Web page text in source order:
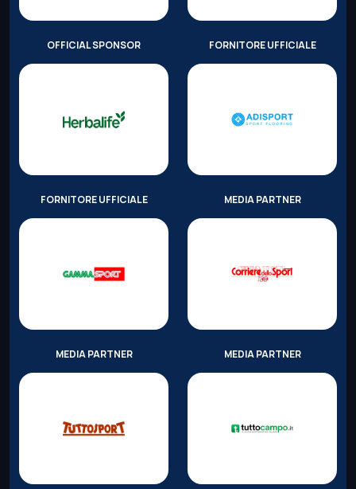
OFFICIAL SPONSOR FORNITORE UFFICIALE
FORNITORE UFFICIALE MEDIA PARTNER
MEDIA PARTNER MEDIA PARTNER